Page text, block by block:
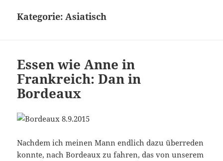
Kategorie:Asiatisch
Essen wie Anne in
Frankreich: Dan in
Bordeaux
Nachdem ich meinen Mann endlich dazu überreden
konnte, nach Bordeaux zu fahren, das von unserem